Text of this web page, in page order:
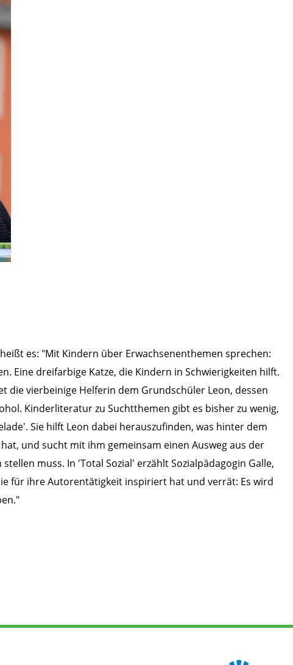
es: "Mit Kindern über Erwachsenenthemen sprechen:
Eine dreifarbige Katze, die Kindern in Schwierigkeiten hilft.
die vierbeinige Helferin dem Grundschüler Leon, dessen
Kinderliteratur zu Suchtthemen gibt es bisher zu wenig,
Sie hilft Leon dabei herauszufinden, was hinter dem
und sucht mit ihm gemeinsam einen Ausweg aus der
muss. In 'Total Sozial' erzählt Sozialpädagogin Galle,
für ihre Autorentätigkeit inspiriert hat und verrät: Es wird